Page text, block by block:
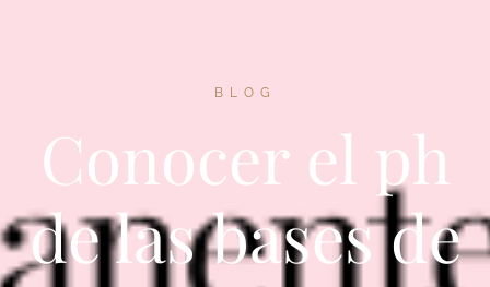
BLOG
Conocer el ph
de las bases de